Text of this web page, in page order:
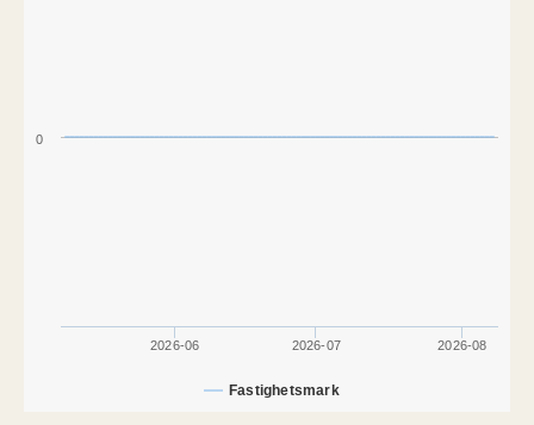
Fastighetsmark
2026-06 2026-07 2026-08
0